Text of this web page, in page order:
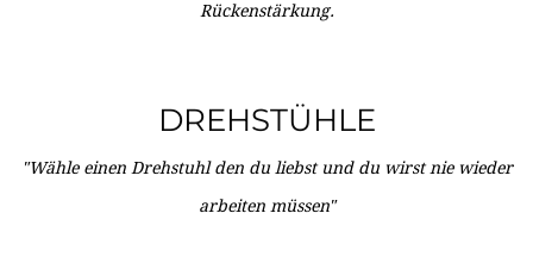
Rückenstärkung.
DREHSTÜHLE
"Wähle einen Drehstuhl den du liebst und du wirst nie wieder
arbeiten müssen"